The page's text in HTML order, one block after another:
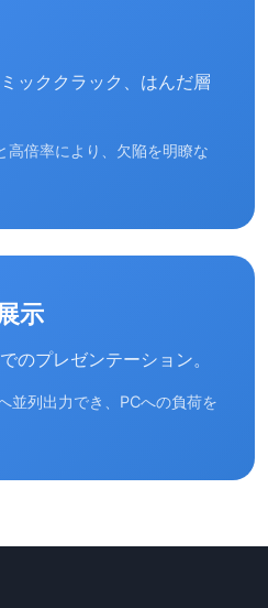
ッククラック、はんだ層
高倍率により、欠陥を明瞭な
示
のプレゼンテーション。
並列出力でき、PCへの負荷を